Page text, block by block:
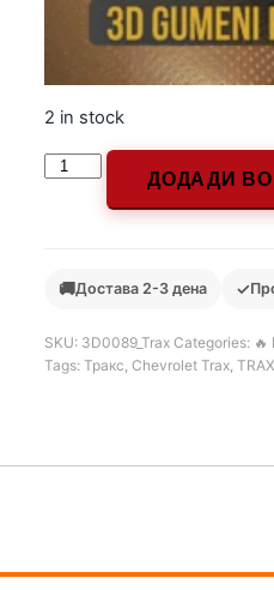
2 in stock
ДОДАДИ
🚚Достава 2-3 дена ✓
SKU: 3D0089_Trax Categories:
Tags: Тракс Chevrolet Trax TRAX